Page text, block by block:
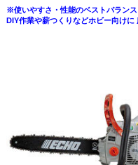
※使いやすさ・性能のベストバランス
DIY作業や薪つくりなどホビー向けに